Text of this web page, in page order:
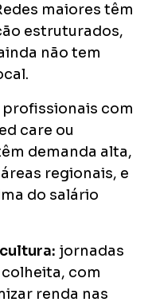
maiores têm
estruturados,
não tem
profissionais com
care ou
demanda alta,
regionais, e
do salário
jornadas
com
renda nas